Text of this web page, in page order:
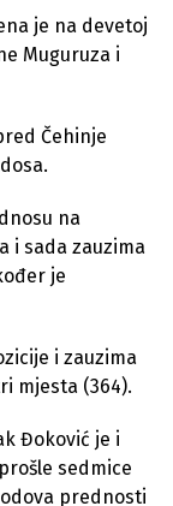
je na devetoj
Muguruza i
Čehinje
na
i sada zauzima
je
i zauzima
mjesta (364).
Đoković je i
sedmice
prednosti